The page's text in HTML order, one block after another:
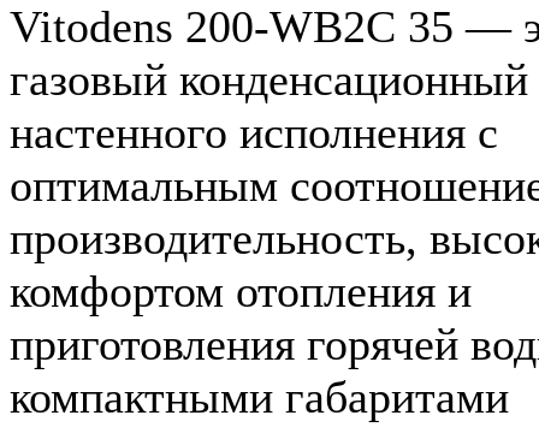
Vitodens 200-WB2C 35 —
газовый конденсационный
настенного исполнения с
оптимальным
производительность,
комфортом отопления и
приготовления горячей
компактными габаритами